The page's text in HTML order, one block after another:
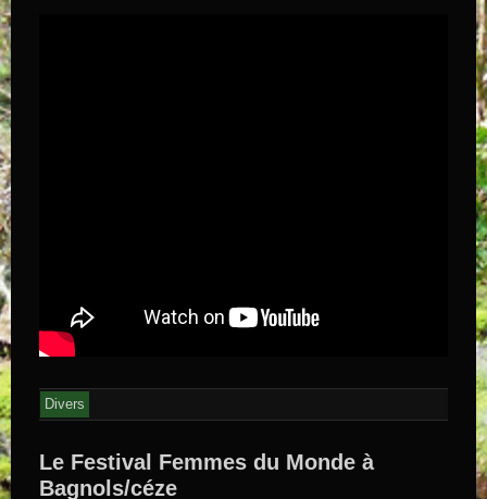
Divers
Le Festival Femmes du Monde à
Bagnols/céze